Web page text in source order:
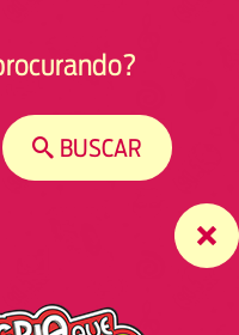
BUSCAR